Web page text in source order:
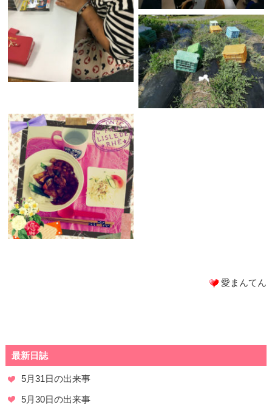
愛まんてん
最新日誌
5月31日の出来事
5月30日の出来事